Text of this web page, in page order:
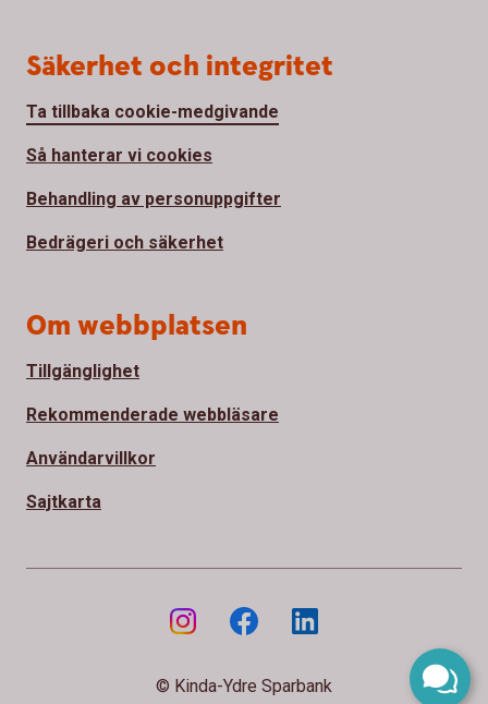
Säkerhet och integritet
Ta tillbaka cookie-medgivande
Så hanterar vi cookies
Behandling av personuppgifter
Bedrägeri och säkerhet
Om webbplatsen
Tillgänglighet
Rekommenderade webbläsare
Användarvillkor
Sajtkarta
© Kinda-Ydre Sparbank